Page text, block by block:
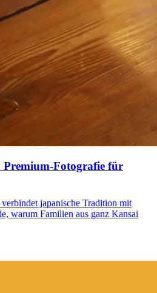
Fotografie für
japanische Tradition mit
warum Familien aus ganz Kansai